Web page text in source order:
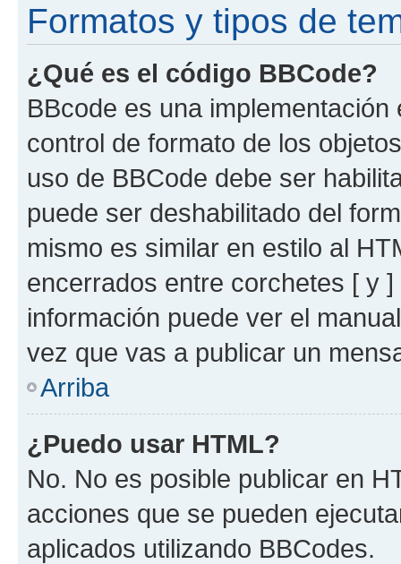
Formatos y tipos de
¿Qué es el código BBCode?
BBcode es una
control de formato de los
uso de BBCode debe ser
puede ser deshabilitado del
mismo es similar en estilo al
encerrados entre corchetes [ y
información puede ver el
vez que vas a publicar un
Arriba
¿Puedo usar HTML?
No. No es posible publicar en
acciones que se pueden
aplicados utilizando BBCodes.